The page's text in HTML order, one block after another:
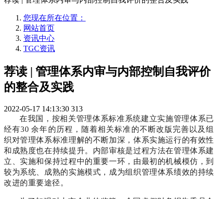
您现在所在位置：
网站首页
资讯中心
TGC资讯
荐读 | 管理体系内审与内部控制自我评价
的整合及实践
2022-05-17 14:13:30 313
在我国，按相关管理体系标准系统建立实施管理体系已
经有30 余年的历程，随着相关标准的不断改版完善以及组
织对管理体系标准理解的不断加深，体系实施运行的有效性
和成熟度也在持续提升。内部审核是过程方法在管理体系建
立、实施和保持过程中的重要一环，由最初的机械模仿，到
较为系统、成熟的实施模式，成为组织管理体系绩效的持续
改进的重要途径。